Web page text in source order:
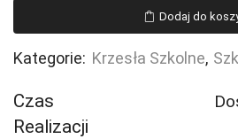
BRIAN,
regulacja
wysokości,
Dodaj do
Kategorie: Krzesła Szkolne,
Czas
Realizacji